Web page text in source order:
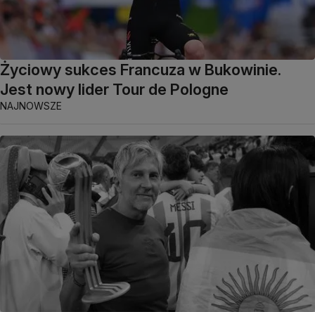
Życiowy sukces Francuza w Bukowinie.
Jest nowy lider Tour de Pologne
NAJNOWSZE